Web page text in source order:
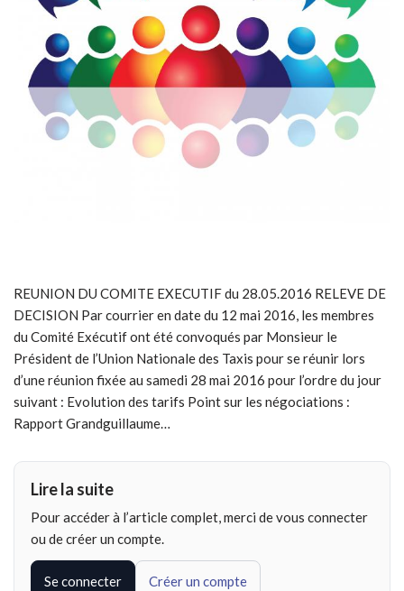
REUNION DU COMITE EXECUTIF du 28.05.2016 RELEVE DE
DECISION Par courrier en date du 12 mai 2016, les membres
du Comité Exécutif ont été convoqués par Monsieur le
Président de l’Union Nationale des Taxis pour se réunir lors
d’une réunion fixée au samedi 28 mai 2016 pour l’ordre du jour
suivant : Evolution des tarifs Point sur les négociations :
Rapport Grandguillaume…
Lire la suite
Pour accéder à l’article complet, merci de vous connecter
ou de créer un compte.
Se connecter Créer un compte